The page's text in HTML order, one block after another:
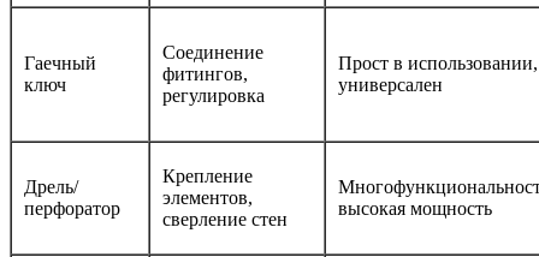
Гаечный
ключ
Соединение
фитингов,
регулировка
Прост в использовании,
универсален
Дрель/
перфоратор
Крепление
элементов,
сверление стен
высокая мощность